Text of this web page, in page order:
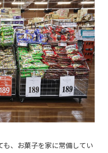
も、お菓子を家に常備してい